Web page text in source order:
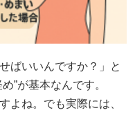
ばいいんですか？」と
”が基本なんです。
よね。でも実際には、